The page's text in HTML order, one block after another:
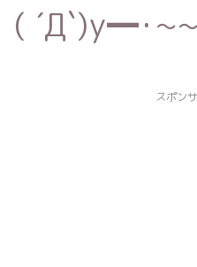
( ´Д`)y━･~~
スポン